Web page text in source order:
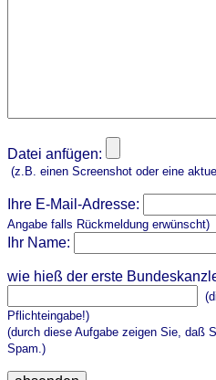
Datei anfügen:
(z.B. einen Screenshot oder eine
Ihre E-Mail-Adresse:
Angabe falls Rückmeldung erwünscht)
Ihr Name:
wie hieß der erste
Pflichteingabe!)
(durch diese Aufgabe zeigen Sie, daß
Spam.)